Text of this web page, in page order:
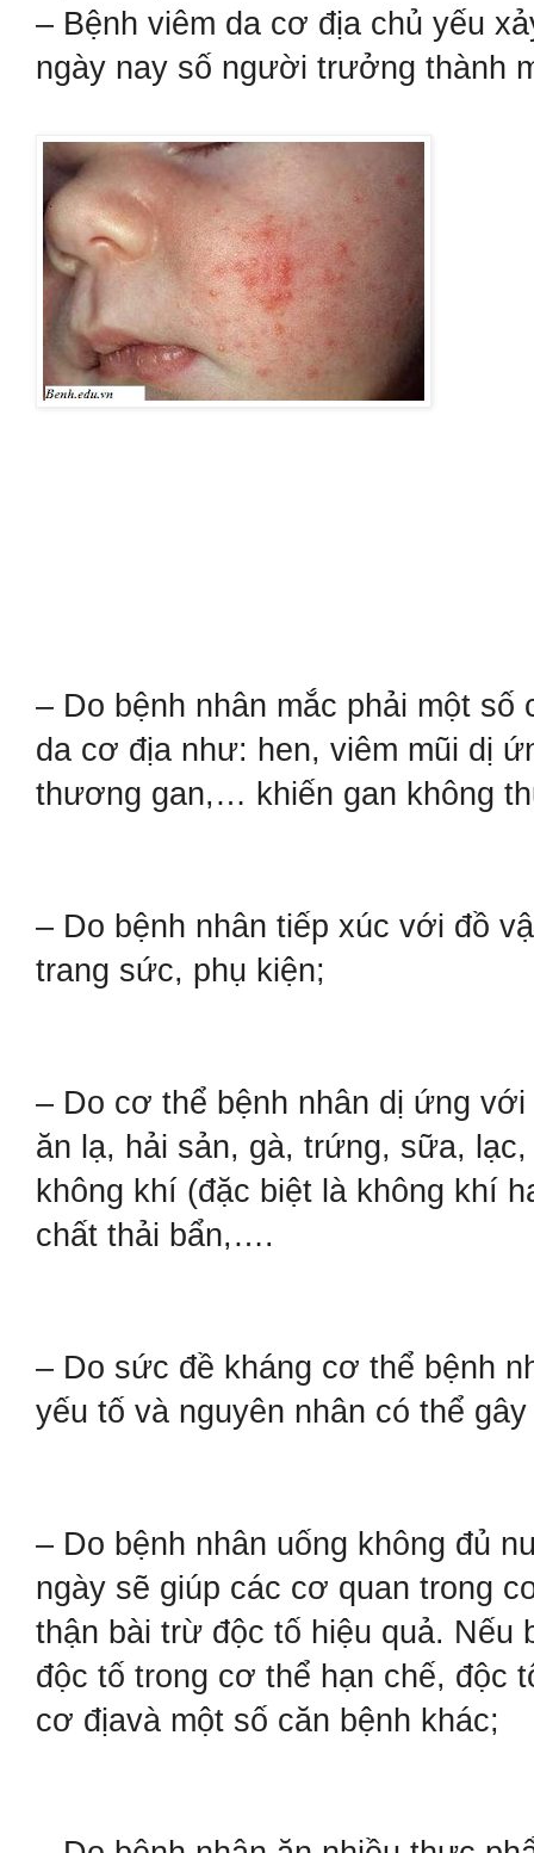
– Bệnh viêm da cơ địa chủ yếu
ngày nay số người trưởng thành
– Do bệnh nhân mắc phải một số
da cơ địa như: hen, viêm mũi dị
thương gan,… khiến gan không
– Do bệnh nhân tiếp xúc với đồ
trang sức, phụ kiện;
– Do cơ thể bệnh nhân dị ứng
ăn lạ, hải sản, gà, trứng, sữa,
không khí (đặc biệt là không khí
chất thải bẩn,….
– Do sức đề kháng cơ thể bệnh
yếu tố và nguyên nhân có thể
– Do bệnh nhân uống không đủ
ngày sẽ giúp các cơ quan trong
thận bài trừ độc tố hiệu quả. Nếu
độc tố trong cơ thể hạn chế, độc
cơ địavà một số căn bệnh khác;